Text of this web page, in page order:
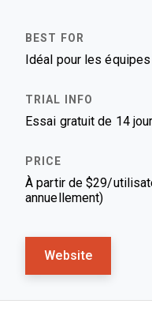
Idéal pour les
Essai gratuit de 14
À partir de $29/
annuellement)
Website